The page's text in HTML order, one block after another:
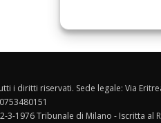
i diritti riservati. Sede legale: Via
3-1976 Tribunale di Milano - Iscritta